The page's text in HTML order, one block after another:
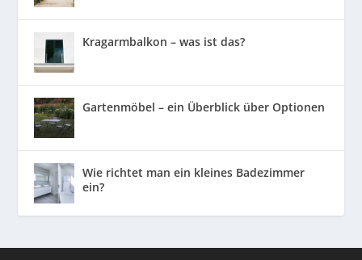
Kragarmbalkon – was ist das?
Gartenmöbel – ein Überblick über Optionen
Wie richtet man ein kleines Badezimmer
ein?